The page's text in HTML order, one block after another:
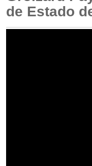
de Estado